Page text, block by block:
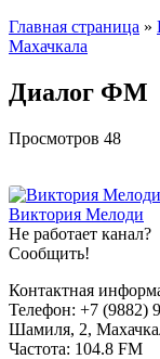
Главная страница »
Махачкала
Диалог ФМ
Просмотров 48
Виктория Мелоди
Не работает канал?
Сообщить!
Контактная
Телефон: +7 (9882)
Шамиля, 2,
Частота: 104.8 FM